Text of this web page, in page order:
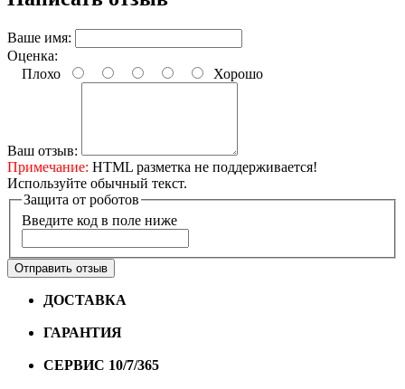
Ваше имя:
Оценка:
Плохо
Хорошо
Ваш отзыв:
Примечание: HTML разметка не поддерживается!
Используйте обычный текст.
Защита от роботов
Введите код в поле ниже
Отправить отзыв
ДОСТАВКА
ГАРАНТИЯ
СЕРВИС 10/7/365